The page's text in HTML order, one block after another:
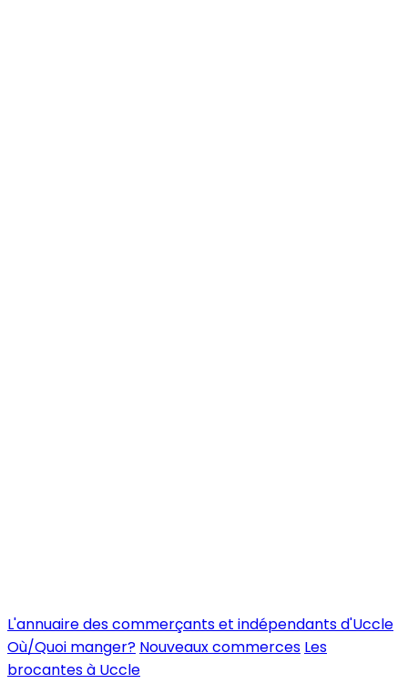
L'annuaire des commerçants et indépendants d'Uccle
Où/Quoi manger? Nouveaux commerces Les
brocantes à Uccle